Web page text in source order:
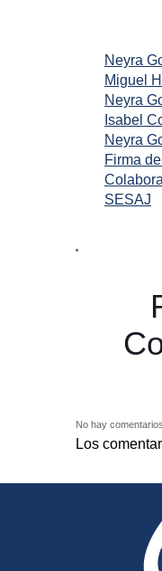
Neyra
Miguel
Neyra
Isabel
Neyra
Firma
SESAJ
No hay
Los